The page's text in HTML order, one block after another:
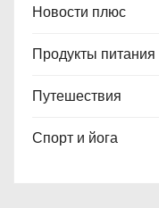
Новости плюс
Продукты питания
Путешествия
Спорт и йога